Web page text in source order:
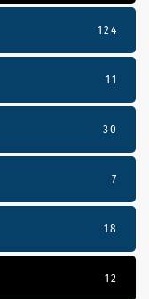
124
11
30
7
18
12